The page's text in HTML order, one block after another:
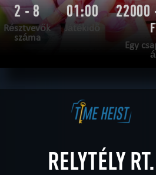
2 - 8
Résztvevők
száma
01:00
Játékidő
22000
Egy
SZABADULNI AKAROK |
RELYTÉLY RT.